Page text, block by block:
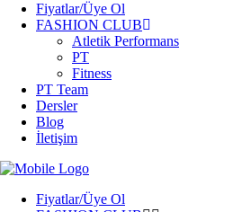
Fiyatlar/Üye Ol
FASHION CLUB
Atletik Performans
PT
Fitness
PT Team
Dersler
Blog
İletişim
Fiyatlar/Üye Ol